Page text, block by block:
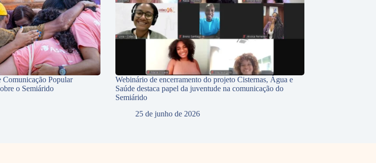
Comunicação Popular
o Semiárido
Webinário de encerramento do projeto Cisternas, Água e
Saúde destaca papel da juventude na comunicação do
Semiárido
25 de junho de 2026